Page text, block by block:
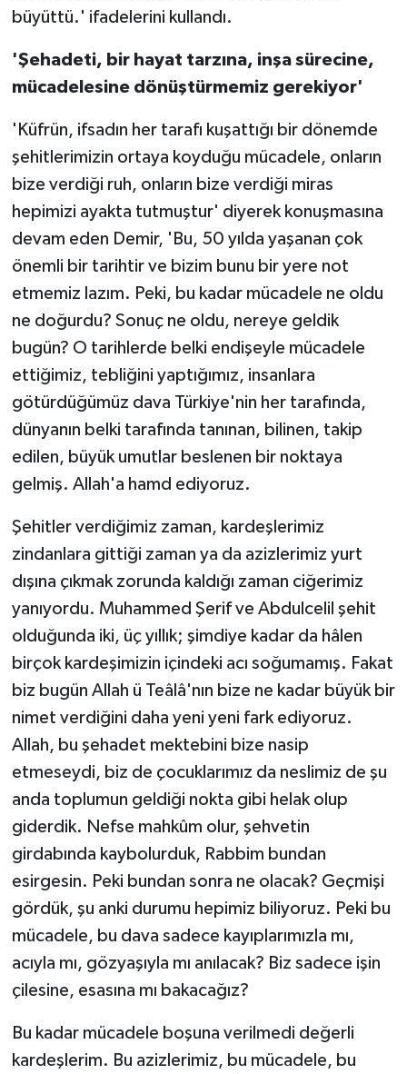
büyüttü.' ifadelerini kullandı.
'Şehadeti, bir hayat tarzına, inşa sürecine,
mücadelesine dönüştürmemiz gerekiyor'
'Küfrün, ifsadın her tarafı kuşattığı bir dönemde
şehitlerimizin ortaya koyduğu mücadele, onların
bize verdiği ruh, onların bize verdiği miras
hepimizi ayakta tutmuştur' diyerek konuşmasına
devam eden Demir, 'Bu, 50 yılda yaşanan çok
önemli bir tarihtir ve bizim bunu bir yere not
etmemiz lazım. Peki, bu kadar mücadele ne oldu
ne doğurdu? Sonuç ne oldu, nereye geldik
bugün? O tarihlerde belki endişeyle mücadele
ettiğimiz, tebliğini yaptığımız, insanlara
götürdüğümüz dava Türkiye'nin her tarafında,
dünyanın belki tarafında tanınan, bilinen, takip
edilen, büyük umutlar beslenen bir noktaya
gelmiş. Allah'a hamd ediyoruz.
Şehitler verdiğimiz zaman, kardeşlerimiz
zindanlara gittiği zaman ya da azizlerimiz yurt
dışına çıkmak zorunda kaldığı zaman ciğerimiz
yanıyordu. Muhammed Şerif ve Abdulcelil şehit
olduğunda iki, üç yıllık; şimdiye kadar da hâlen
birçok kardeşimizin içindeki acı soğumamış. Fakat
biz bugün Allah ü Teâlâ'nın bize ne kadar büyük bir
nimet verdiğini daha yeni yeni fark ediyoruz.
Allah, bu şehadet mektebini bize nasip
etmeseydi, biz de çocuklarımız da neslimiz de şu
anda toplumun geldiği nokta gibi helak olup
giderdik. Nefse mahkûm olur, şehvetin
girdabında kaybolurduk, Rabbim bundan
esirgesin. Peki bundan sonra ne olacak? Geçmişi
gördük, şu anki durumu hepimiz biliyoruz. Peki bu
mücadele, bu dava sadece kayıplarımızla mı,
acıyla mı, gözyaşıyla mı anılacak? Biz sadece işin
çilesine, esasına mı bakacağız?
Bu kadar mücadele boşuna verilmedi değerli
kardeşlerim. Bu azizlerimiz, bu mücadele, bu